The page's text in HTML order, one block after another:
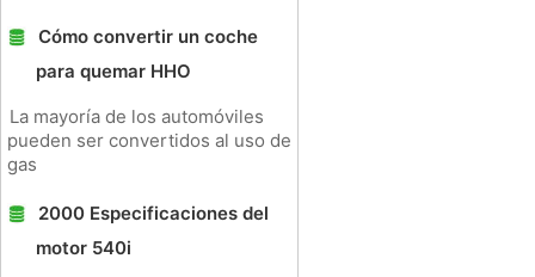
Cómo convertir un coche
para quemar HHO
La mayoría de los automóviles
pueden ser convertidos al uso de
gas
2000 Especificaciones del
motor 540i